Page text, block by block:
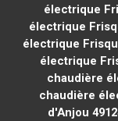
électrique
électrique
électrique
électrique
chaudière
chaudière
d'Anjou